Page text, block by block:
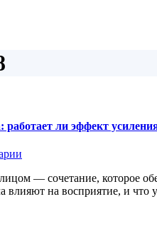
работает ли эффект
— сочетание, которое
влияют на восприятие, и что